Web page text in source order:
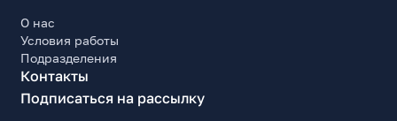
О нас
Условия работы
Подразделения
Контакты
Подписаться на рассылку